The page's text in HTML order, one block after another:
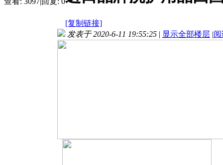
[复制链接]
发表于 2020-6-11 19:55:25 | 显示全部楼层 |